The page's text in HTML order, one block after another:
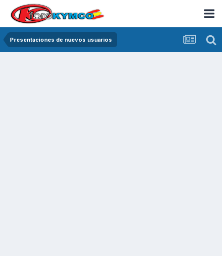
Presentaciones de nuevos usuarios
UX7VJ50460509730128400Q